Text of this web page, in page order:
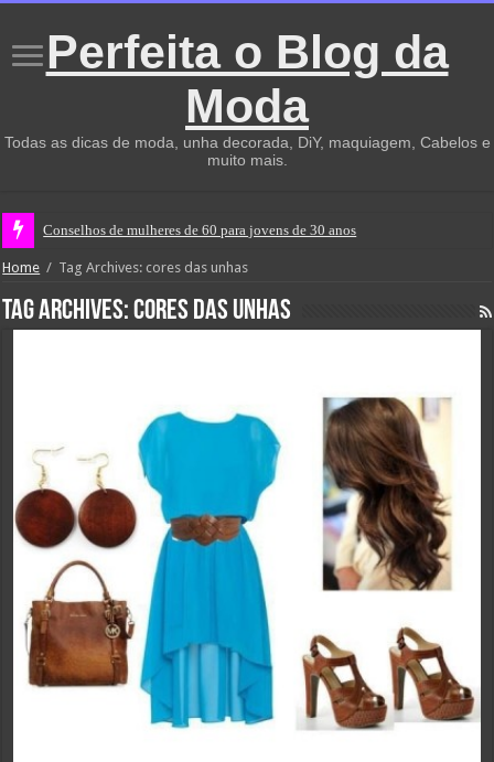
Perfeita o Blog da
Moda
Todas as dicas de moda, unha decorada, DiY, maquiagem, Cabelos e
muito mais.
Conselhos de mulheres de 60 para jovens de 30 anos
Home / Tag Archives: cores das unhas
Tag Archives:cores das unhas